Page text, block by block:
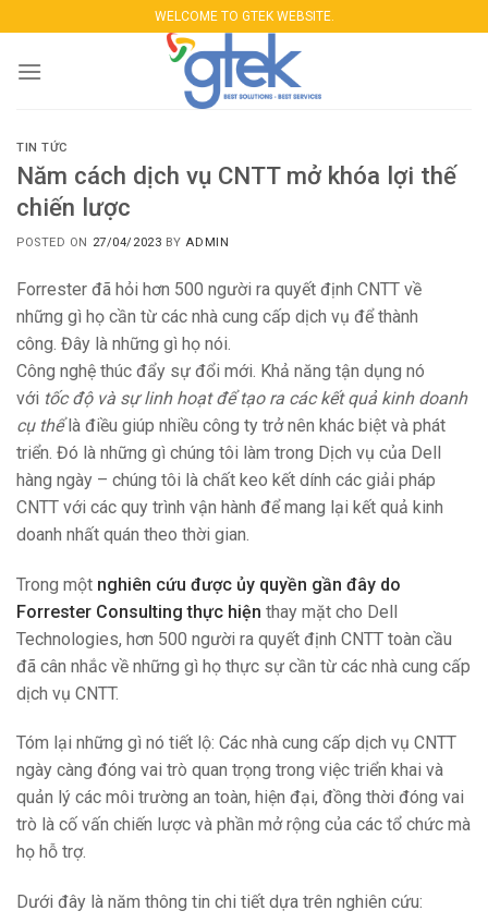
content
WELCOME TO GTEK WEBSITE.
TIN TỨC
Năm cách dịch vụ CNTT mở khóa lợi thế
chiến lược
POSTED ON 27/04/2023 BYADMIN
Forrester đã hỏi hơn 500 người ra quyết định CNTT về
những gì họ cần từ các nhà cung cấp dịch vụ để thành
công. Đây là những gì họ nói.
Công nghệ thúc đẩy sự đổi mới. Khả năng tận dụng nó
với tốc độ và sự linh hoạt để tạo ra các kết quả kinh doanh
cụ thểlà điều giúp nhiều công ty trở nên khác biệt và phát
triển. Đó là những gì chúng tôi làm trong Dịch vụ của Dell
hàng ngày – chúng tôi là chất keo kết dính các giải pháp
CNTT với các quy trình vận hành để mang lại kết quả kinh
doanh nhất quán theo thời gian.
Trong một nghiên cứu được ủy quyền gần đây do
Forrester Consulting thực hiện thay mặt cho Dell
Technologies, hơn 500 người ra quyết định CNTT toàn cầu
đã cân nhắc về những gì họ thực sự cần từ các nhà cung cấp
dịch vụ CNTT.
Tóm lại những gì nó tiết lộ: Các nhà cung cấp dịch vụ CNTT
ngày càng đóng vai trò quan trọng trong việc triển khai và
quản lý các môi trường an toàn, hiện đại, đồng thời đóng vai
trò là cố vấn chiến lược và phần mở rộng của các tổ chức mà
họ hỗ trợ.
Dưới đây là năm thông tin chi tiết dựa trên nghiên cứu: